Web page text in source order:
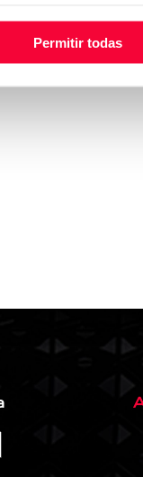
Permitir todas
mi interés.